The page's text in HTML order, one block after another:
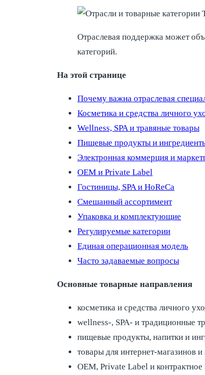
Отраслевая поддержка может
категорий.
На этой странице
Почему важна отраслевая
Косметика и средства личного
Wellness, SPA и травяные товары
Пищевые продукты и
Электронная коммерция и
OEM и Private Label
Гостиницы, SPA и HoReCa
Смешанный ассортимент
Упаковка и комплектующие
Регулируемые категории
Единая операционная модель
Часто задаваемые вопросы
Основные товарные направления
косметика и средства личного
wellness-, SPA- и традиционные
пищевые продукты, напитки и
товары для интернет-магазинов
OEM, Private Label и контрактное